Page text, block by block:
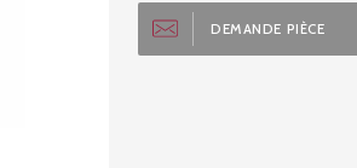
DEMANDE PIÈCE